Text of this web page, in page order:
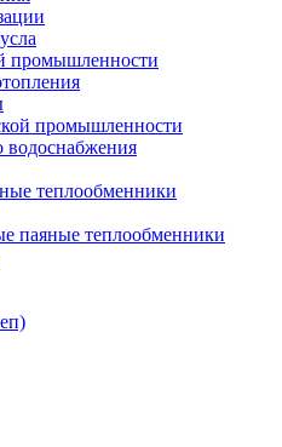
промышленности
промышленности
водоснабжения
теплообменники
паяные теплообменники